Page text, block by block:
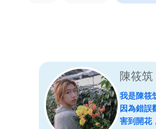
陳筱筑
我是陳筱
因為錯誤
害到開花